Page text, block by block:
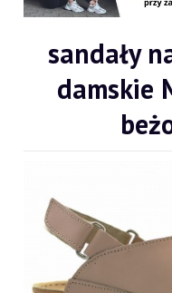
sandały
damskie